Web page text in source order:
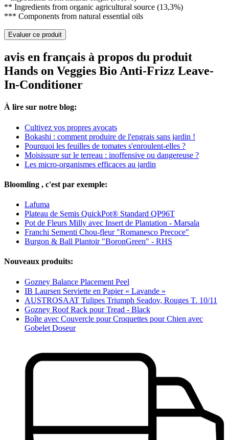
** Ingredients from organic agricultural source (13,3%)
*** Components from natural essential oils
Evaluer ce produit
avis en français à propos du produit
Hands on Veggies Bio Anti-Frizz Leave-
In-Conditioner
À lire sur notre blog:
Cultivez vos propres avocats
Bokashi : comment produire de l'engrais sans jardin !
Pourquoi les feuilles de tomates s'enroulent-elles ?
Moisissure sur le terreau : inoffensive ou dangereuse ?
Les micro-organismes efficaces au jardin
Bloomling , c'est par exemple:
Lafuma
Plateau de Semis QuickPot® Standard QP96T
Pot de Fleurs Milly avec Insert de Plantation - Marsala
Franchi Sementi Chou-fleur "Romanesco Precoce"
Burgon & Ball Plantoir "BoronGreen" - RHS
Nouveaux produits:
Gozney Balance Placement Peel
IB Laursen Serviette en Papier « Lavande »
AUSTROSAAT Tulipes Triumph Seadov, Rouges T. 10/11
Gozney Roof Rack pour Tread - Black
Boîte avec Couvercle pour Croquettes pour Chien avec
Gobelet Doseur